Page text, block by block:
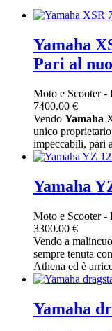
Yamaha
Pari al
Moto e Scooter-
7400.00 €
Vendo Yamaha
unico
impeccabili, pari
Yamaha
Moto e Scooter-
3300.00 €
Vendo a
sempre tenuta
Athena ed è
Yamaha